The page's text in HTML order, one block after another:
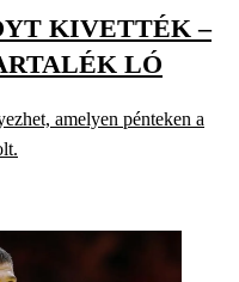
KIVETTÉK –
LÓ
amelyen pénteken a